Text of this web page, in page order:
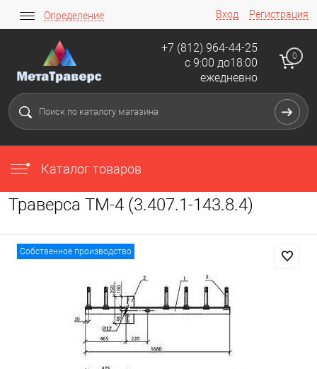
Вход Регистрация
Определение
+7 (812) 964-44-25
с 9:00 до18:00
ежедневно
0
Каталог товаров
Траверса ТМ-4 (3.407.1-143.8.4)
Собственное производство